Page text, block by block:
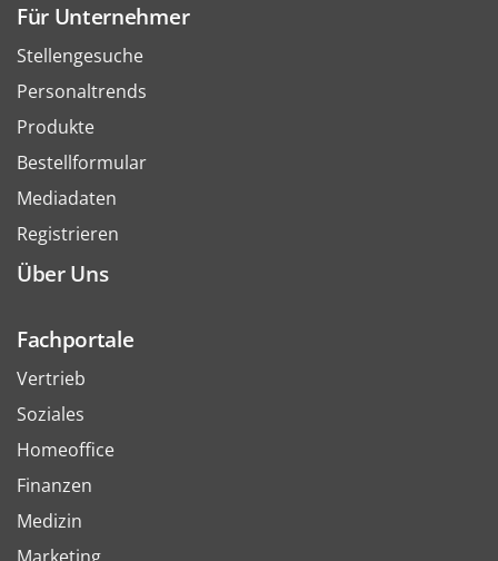
Für Unternehmer
Stellengesuche
Personaltrends
Produkte
Bestellformular
Mediadaten
Registrieren
Über Uns
Fachportale
Vertrieb
Soziales
Homeoffice
Finanzen
Medizin